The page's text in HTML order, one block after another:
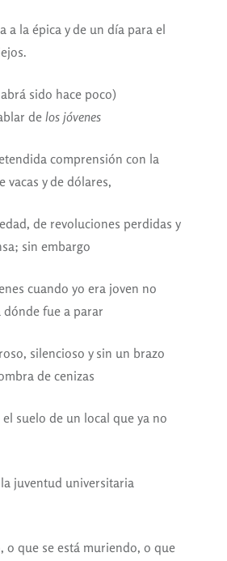
a la épica y de un día para el
sido hace poco)
de los jóvenes
comprensión con la
vacas y de dólares,
de revoluciones perdidas y
sin embargo
cuando yo era joven no
dónde fue a parar
silencioso y sin un brazo
de cenizas
suelo de un local que ya no
juventud universitaria
o que se está muriendo, o que